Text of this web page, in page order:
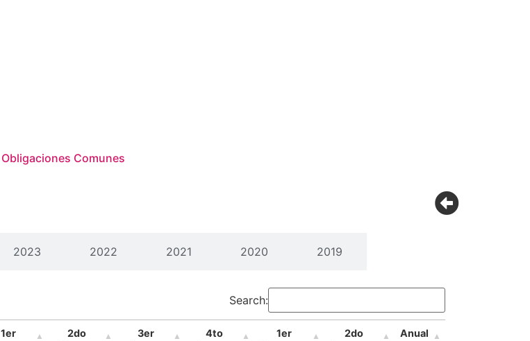
Obligaciones Comunes
2023 2022 2021 2020 2019
Search:
1er
2do
3er
4to
1er
2do
Anual